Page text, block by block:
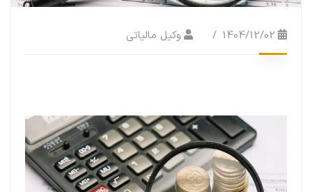
1404/12/02 وکیل مالیاتی